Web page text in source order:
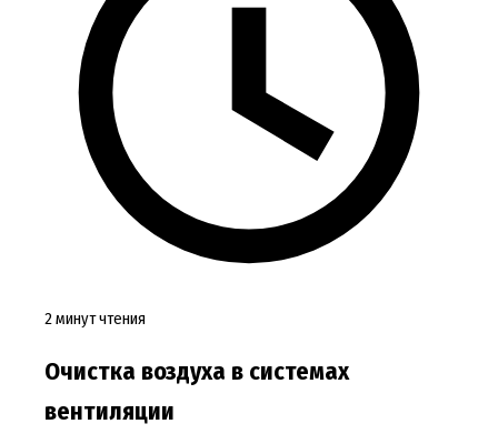
2 минут чтения
Очистка воздуха в системах
вентиляции